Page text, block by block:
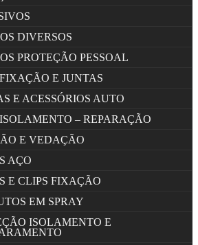
DIVERSOS
PROTEÇÃO PESSOAL
E JUNTAS
E ACESSÓRIOS AUTO
– REPARAÇÃO
E VEDAÇÃO
AÇO
E CLIPS FIXAÇÃO
EM SPRAY
ISOLAMENTO E